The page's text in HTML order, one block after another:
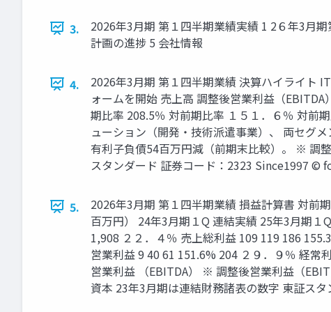
3.
2026年3月期 第１四半期業績実績 1 2６年3月
計画の進捗 5 会社情報
4.
2026年3月期 第１四半期業績 決算ハイライト
ォームを開始 売上高 調整後営業利益（
期比率 208.5％ 対前期比率 １５１．６％ 対前
ューション（開発・技術派遣事業）、 両セグ
有利子負債54百万円減（前期末比較）。 ※ 調
スタンダード 証券コード：2323 Since1997 ©
5.
2026年3月期 第１四半期業績 損益計算書 対前
百万円） 24年3月期１Q 連結実績 25年3月期
1,908 ２２．４％ 売上総利益 109 119 186
営業利益 9 40 61 151.6% 204 ２９．９％ 経常
営業利益 （EBITDA） ※ 調整後営業利益（
資本 23年3月期は連結財務諸表の数字 東証ス